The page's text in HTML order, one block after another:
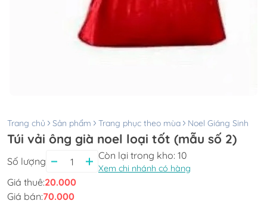
Trang chủ Sản phẩm Trang phục theo mùa Noel Giáng Sinh
Túi vải ông già noel loại tốt (mẫu số 2)
Số lượng
Còn lại trong kho: 10
Xem chi nhánh có hàng
Giá thuê:20.000
Giá bán:70.000